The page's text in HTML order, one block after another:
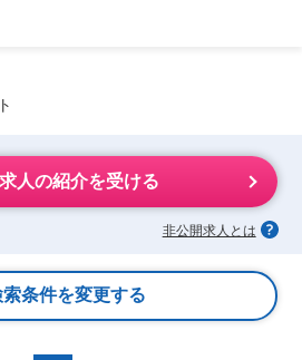
人の紹介を受ける
非公開求人とは
索条件を変更する